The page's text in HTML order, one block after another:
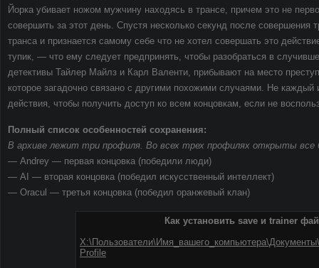
Йорка убивает ножом мужчину находясь в трансе, причем это не
совершить за этот день. Спустя несколько секунд после совершения
транса и признается самому себе что не хотел совершать это
тупик, — что ему следует предпринять, чтобы разобраться в
детективы Тайлер Майлз и Карл Валенти, прибывают на место
которое загадочно связано с другими похожими случаями. Не каждый
действия, чтобы получить доступ ко всем концовкам, если не
Полный список особенностей сохранения:
В архиве лежит три профиля. Во всех трех профилях открыты все
— Andrey — первая концовка (победили люди)
— AI — вторая концовка (победил искусственный интеллект)
— Oracul — третья концовка (победил оранжевый клан)
Как установить save и trainer
Profile